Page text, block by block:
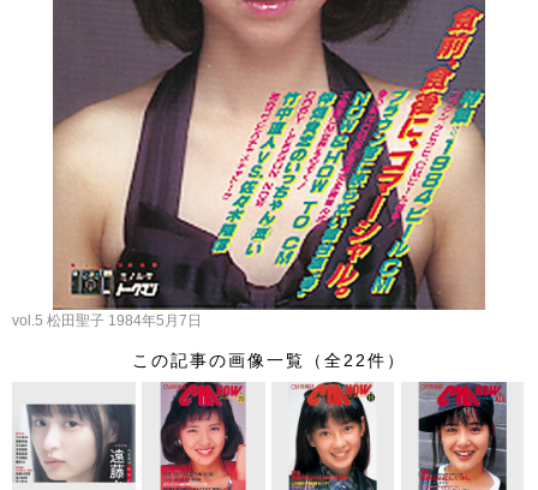
vol.5 松田聖子 1984年5月7日
この記事の画像一覧（全22件）